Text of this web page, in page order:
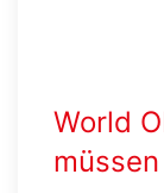
World